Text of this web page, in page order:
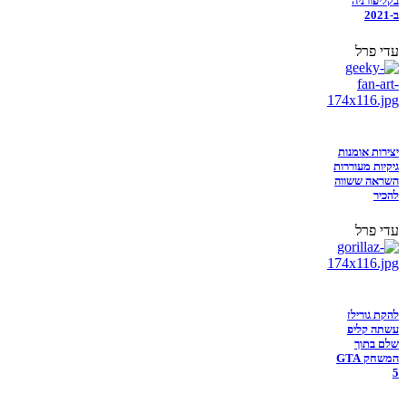
ב-2021
עדי פרל
יצירות אומנות
גיקיות מעוררות
השראה ששווה
להכיר
עדי פרל
להקת גורילז
עשתה קליפ
שלם בתוך
המשחק GTA
5